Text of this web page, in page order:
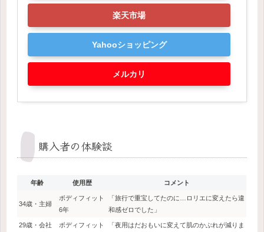
楽天市場
Yahooショッピング
メルカリ
購入者の体験談
年齢 使用歴 コメント
34歳・主婦
ボディフィット
6年
「旅行で重宝してたのに…ロリエに変えたら違
和感ゼロでした」
29歳・会社
ボディフィット
「夜用はだおもいに変えて肌のかぶれが減りま